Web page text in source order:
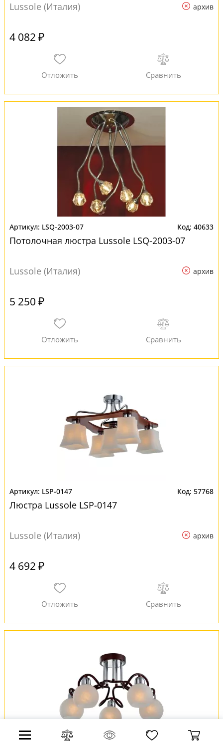
Lussole (Италия) архив
4 082 ₽
LSQ-2003-07 40633
Потолочная люстра Lussole LSQ-2003-07
Lussole (Италия) архив
5 250 ₽
LSP-0147 57768
Люстра Lussole LSP-0147
Lussole (Италия) архив
4 692 ₽